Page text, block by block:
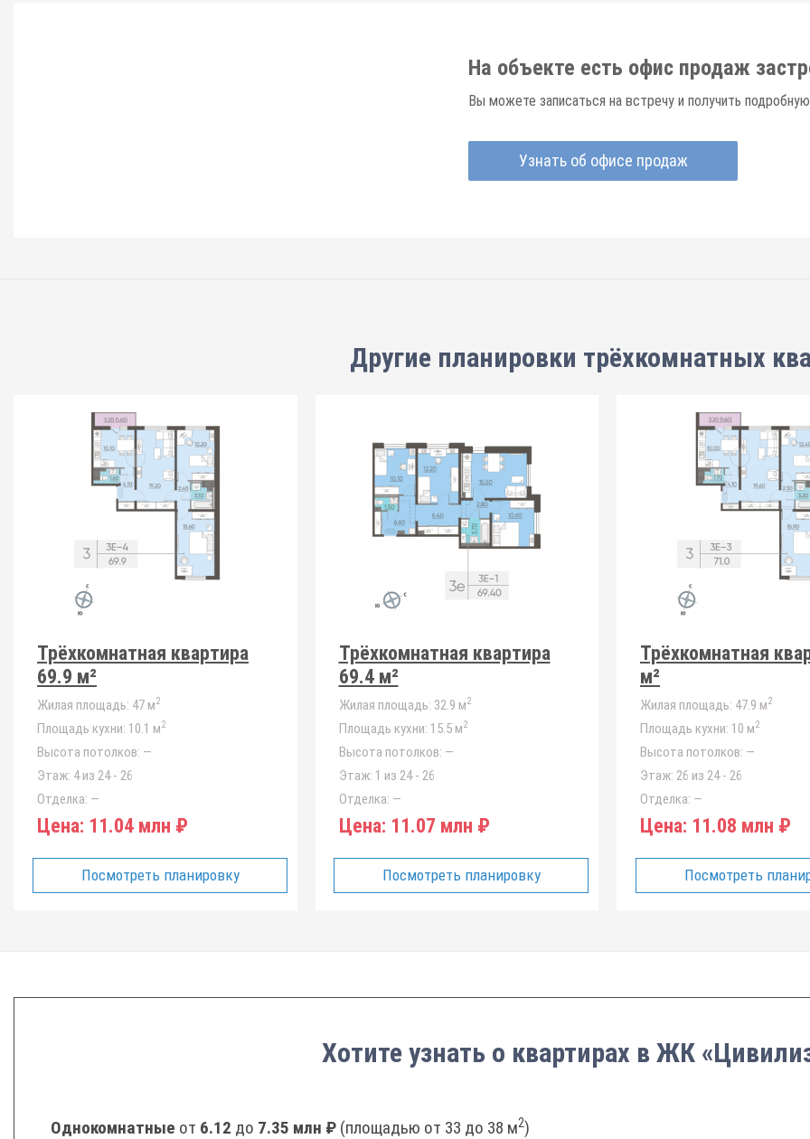
На объекте есть офис продаж
Вы можете записаться на встречу и получить
Узнать об офисе продаж
Другие планировки трёхкомнатных
Трёхкомнатная квартира
69.9 м²
Жилая площадь: 47 м2
Площадь кухни: 10.1 м2
Высота потолков: —
Этаж: 4 из 24 - 26
Отделка: —
Цена: 11.04 млн ₽
Посмотреть планировку
Трёхкомнатная квартира
69.4 м²
Жилая площадь: 32.9 м2
Площадь кухни: 15.5 м2
Высота потолков: —
Этаж: 1 из 24 - 26
Отделка: —
Цена: 11.07 млн ₽
Посмотреть планировку
Трёхкомнатная
м²
Жилая площадь: 47.9 м2
Площадь кухни: 10 м2
Высота потолков: —
Этаж: 26 из 24 - 26
Отделка: —
Цена: 11.08 млн ₽
Посмотреть
Хотите узнать о квартирах в ЖК
Однокомнатные от 6.12 до 7.35 млн ₽ (площадью от 33 до 38 м2)